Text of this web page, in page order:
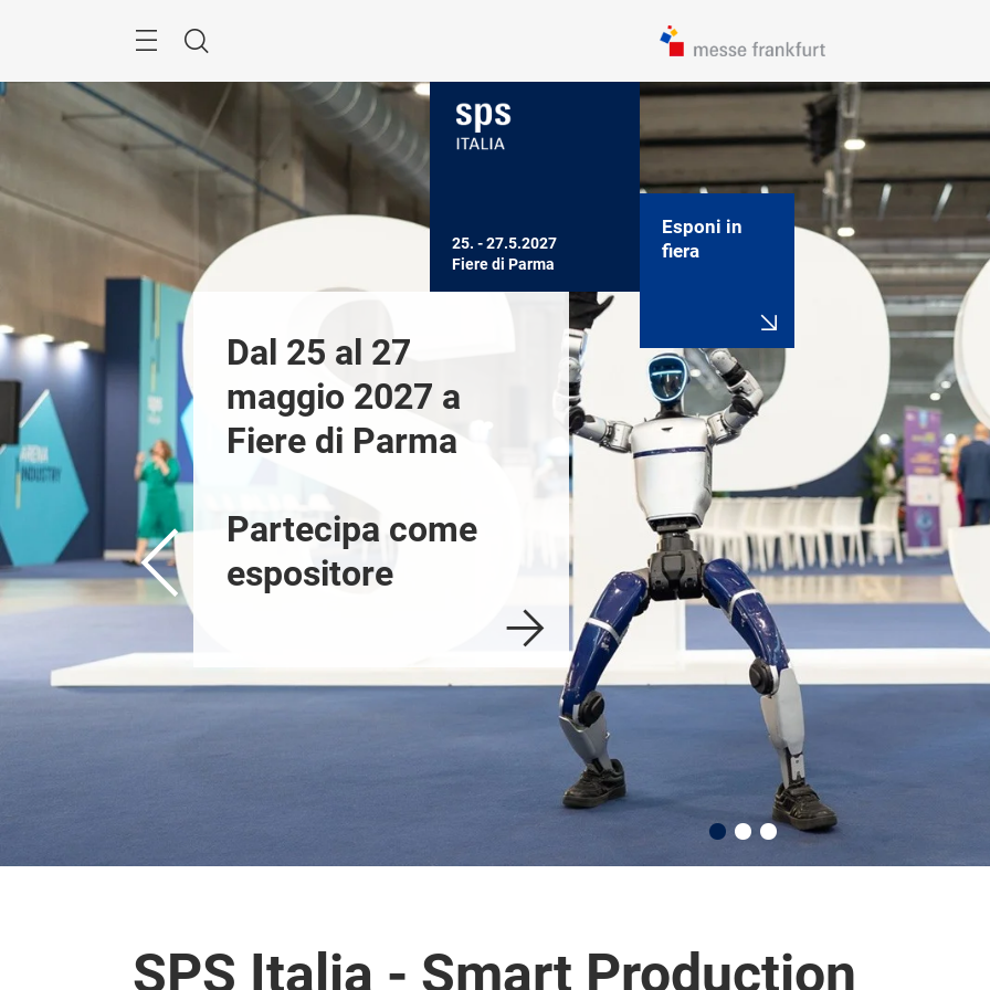
Search
Previous
Italia
i video dei
in fiera
Dal 25 al 27
maggio 2027 a
Fiere di Parma
Partecipa come
espositore
Innovativa per
vocazione
15ma edizione
della fiera SPS
Italia
Rivivi
2026
Guarda i
25. - 27.5.2027
Fiere di Parma
Esponi in
fiera
SPS Italia - Smart Production